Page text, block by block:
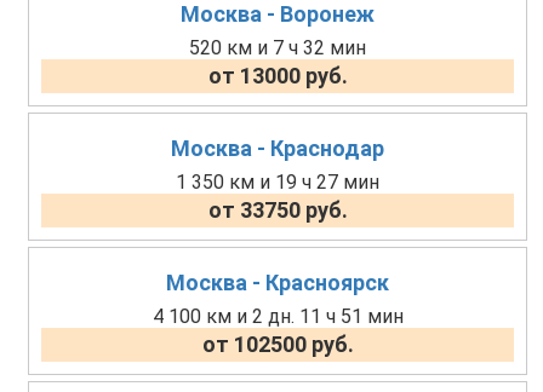
Москва - Воронеж
520 км и 7 ч 32 мин
от 13000 руб.
Москва - Краснодар
1 350 км и 19 ч 27 мин
от 33750 руб.
Москва - Красноярск
4 100 км и 2 дн. 11 ч 51 мин
от 102500 руб.